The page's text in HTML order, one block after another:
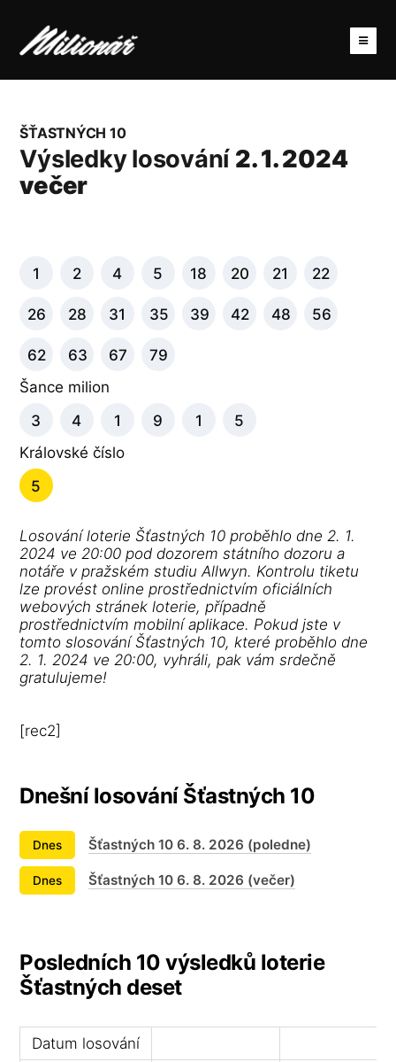
ŠŤASTNÝCH 10
Výsledky losování 2. 1. 2024
večer
1 2 4 5 18 20 21 22
26 28 31 35 39 42 48 56
62 63 67
79
Šance milion
3
4 1 9 1
5
Královské číslo
5
Losování loterie Šťastných 10 proběhlo dne 2. 1.
2024 ve 20:00 pod dozorem státního dozoru a
notáře v pražském studiu Allwyn. Kontrolu tiketu
lze provést online prostřednictvím oficiálních
webových stránek loterie, případně
prostřednictvím mobilní aplikace. Pokud jste v
tomto slosování Šťastných 10, které proběhlo dne
2. 1. 2024 ve 20:00, vyhráli, pak vám srdečně
gratulujeme!
[rec2]
Dnešní losování Šťastných 10
Dnes Šťastných 10 6. 8. 2026 (poledne)
Dnes Šťastných 10 6. 8. 2026 (večer)
Posledních 10 výsledků loterie
Šťastných deset
Datum losování